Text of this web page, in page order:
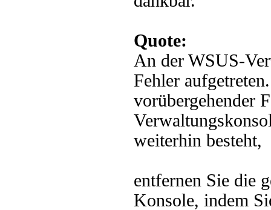
Quote:
An der WSUS-
Fehler
vorübergehender
weiterhin besteht,
entfernen Sie die
Konsole, indem